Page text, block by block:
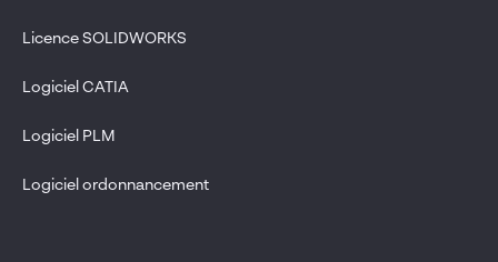
Licence SOLIDWORKS
Logiciel CATIA
Logiciel PLM
Logiciel ordonnancement